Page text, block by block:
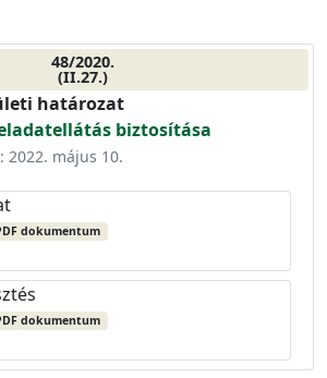
48/2020.
(II.27.)
határozat
biztosítása
2022. május 10.
dokumentum
dokumentum